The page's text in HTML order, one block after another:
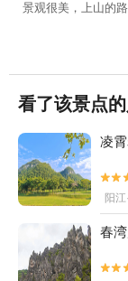
景观很美，上山的
看了该景点
凌
阳
春